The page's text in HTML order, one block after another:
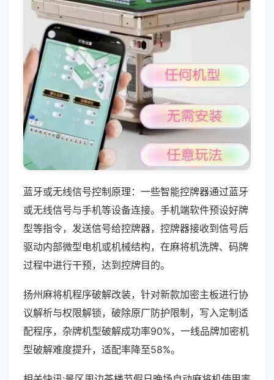
蓝牙或无线信号控制原理：一些智能控牌器通过蓝牙
或无线信号与手机等设备连接。手机端软件预设好牌
型等指令，发送信号给控牌器，控牌器接收到信号后
驱动内部微型电机或机械结构，在麻将机洗牌、码牌
过程中进行干预，达到控牌目的。
扬州麻将机程序破解改装，针对新款加密主板进行协
议解析与权限解锁，破除原厂防护限制，写入定制适
配程序，杂牌机型破解成功率90%，一线品牌加密机
型破解难度提升，适配率降至58%。